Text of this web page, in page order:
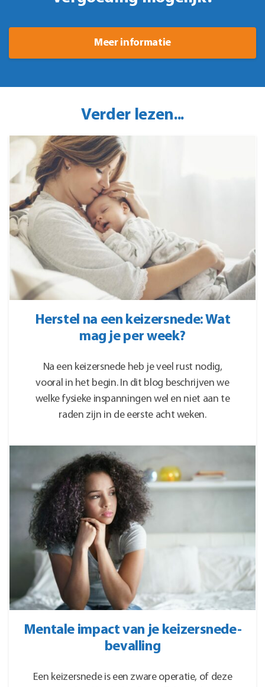
Meer informatie
Verder lezen...
Herstel na een keizersnede: Wat
mag je per week?
Na een keizersnede heb je veel rust nodig,
vooral in het begin. In dit blog beschrijven we
welke fysieke inspanningen wel en niet aan te
raden zijn in de eerste acht weken.
Mentale impact van je keizersnede-
bevalling
Een keizersnede is een zware operatie, of deze